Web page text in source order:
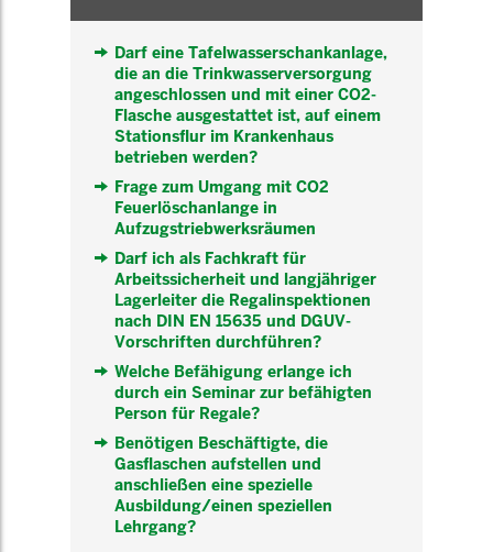
Darf eine Tafelwasserschankanlage,
die an die Trinkwasserversorgung
angeschlossen und mit einer CO2-
Flasche ausgestattet ist, auf einem
Stationsflur im Krankenhaus
betrieben werden?
Frage zum Umgang mit CO2
Feuerlöschanlange in
Aufzugstriebwerksräumen
Darf ich als Fachkraft für
Arbeitssicherheit und langjähriger
Lagerleiter die Regalinspektionen
nach DIN EN 15635 und DGUV-
Vorschriften durchführen?
Welche Befähigung erlange ich
durch ein Seminar zur befähigten
Person für Regale?
Benötigen Beschäftigte, die
Gasflaschen aufstellen und
anschließen eine spezielle
Ausbildung/einen speziellen
Lehrgang?